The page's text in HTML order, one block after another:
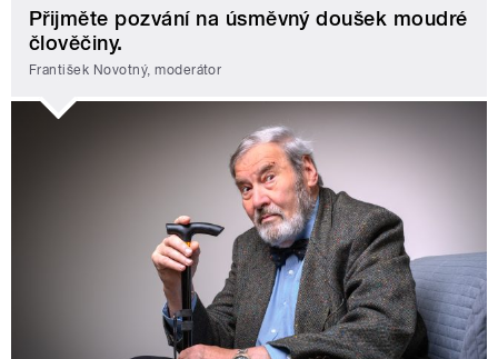
Přijměte pozvání na úsměvný doušek moudré
člověčiny.
František Novotný, moderátor